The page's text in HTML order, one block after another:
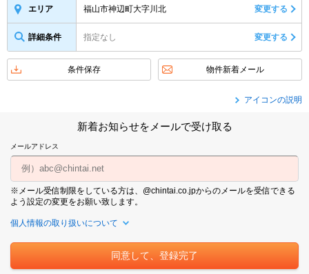
エリア 福山市神辺町大字川北 変更する
詳細条件 指定なし 変更する
条件保存 物件新着メール
アイコンの説明
新着お知らせをメールで受け取る
メールアドレス
※メール受信制限をしている方は、@chintai.co.jpからのメールを受信できる
よう設定の変更をお願い致します。
個人情報の取り扱いについて